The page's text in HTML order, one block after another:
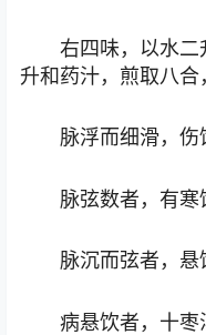
右四味，以水二
升和药汁，煎取八合
脉浮而细滑，伤
脉弦数者，有寒
脉沉而弦者，悬
病悬饮者，十枣